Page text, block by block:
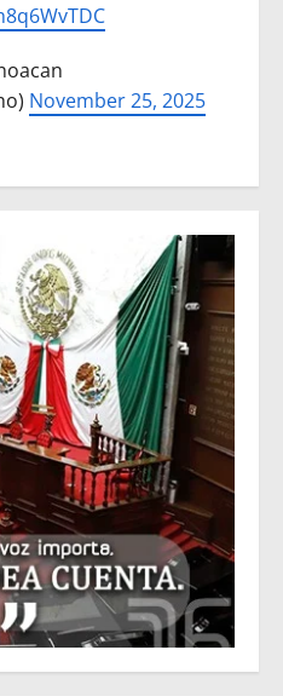
November 25, 2025